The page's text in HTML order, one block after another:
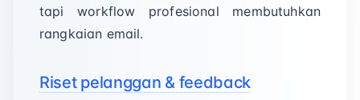
tapi workflow profesional membutuhkan
rangkaian email.
Riset pelanggan & feedback